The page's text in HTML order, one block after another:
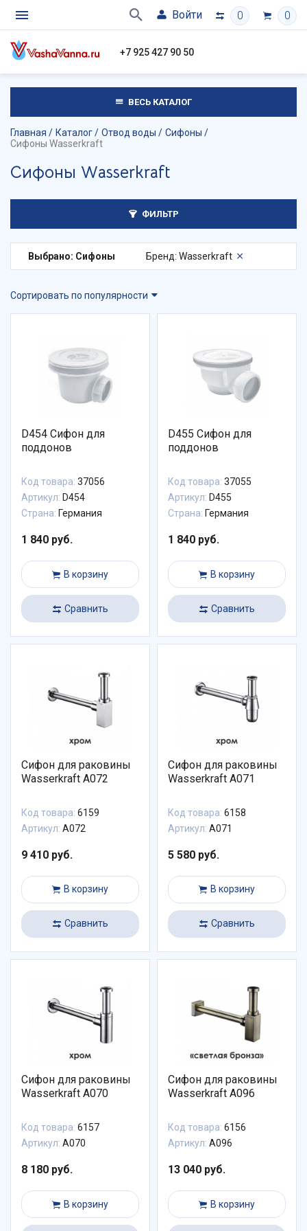
Войти 0 0
+7 925 427 90 50
ВЕСЬ КАТАЛОГ
Главная Каталог Отвод воды
Сифоны
Сифоны Wasserkraft
Сифоны Wasserkraft
ФИЛЬТР
Выбрано: Сифоны Бренд: Wasserkraft
Сортировать по популярности
D454 Сифон для
поддонов
Код товара: 37056
Артикул: D454
Страна: Германия
1 840 руб.
В корзину
Сравнить
D455 Сифон для
поддонов
Код товара: 37055
Артикул: D455
Страна: Германия
1 840 руб.
В корзину
Сравнить
Сифон для раковины
Wasserkraft A072
Код товара: 6159
Артикул: A072
9 410 руб.
В корзину
Сравнить
Сифон для раковины
Wasserkraft A071
Код товара: 6158
Артикул: A071
5 580 руб.
В корзину
Сравнить
Сифон для раковины
Wasserkraft A070
Код товара: 6157
Артикул: A070
8 180 руб.
В корзину
Сифон для раковины
Wasserkraft A096
Код товара: 6156
Артикул: A096
13 040 руб.
В корзину